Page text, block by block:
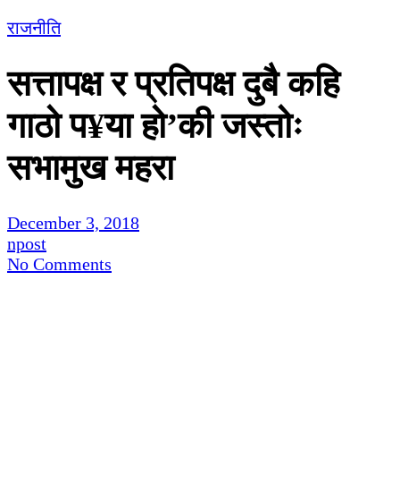
राजनीति
सत्तापक्ष र प्रतिपक्ष दुबै कहि
गाठो प¥या हो’की जस्तोः
सभामुख महरा
December 3, 2018
npost
No Comments